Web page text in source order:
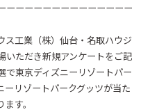
ーーーーーーーーーーーーーー
ス工業（株）仙台・名取ハウジ
いただき新規アンケートをご記
で東京ディズニーリゾートパー
ーリゾートパークグッツが当た
す。